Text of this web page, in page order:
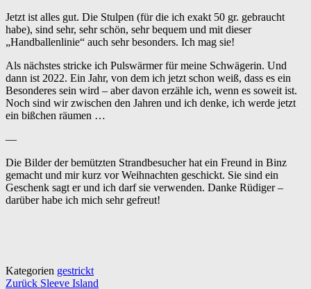
Jetzt ist alles gut. Die Stulpen (für die ich exakt 50 gr. gebraucht
habe), sind sehr, sehr schön, sehr bequem und mit dieser
„Handballenlinie“ auch sehr besonders. Ich mag sie!
Als nächstes stricke ich Pulswärmer für meine Schwägerin. Und
dann ist 2022. Ein Jahr, von dem ich jetzt schon weiß, dass es ein
Besonderes sein wird – aber davon erzähle ich, wenn es soweit ist.
Noch sind wir zwischen den Jahren und ich denke, ich werde jetzt
ein bißchen räumen …
—
Die Bilder der bemützten Strandbesucher hat ein Freund in Binz
gemacht und mir kurz vor Weihnachten geschickt. Sie sind ein
Geschenk sagt er und ich darf sie verwenden. Danke Rüdiger –
darüber habe ich mich sehr gefreut!
Kategorien gestrickt
Zurück Sleeve Island